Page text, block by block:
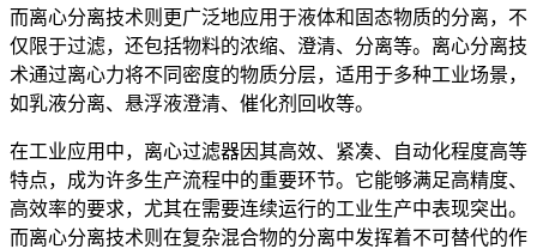
而离心分离技术则更广泛地应用于液体和固态物质的分离，不
仅限于过滤，还包括物料的浓缩、澄清、分离等。离心分离技
术通过离心力将不同密度的物质分层，适用于多种工业场景，
如乳液分离、悬浮液澄清、催化剂回收等。
在工业应用中，离心过滤器因其高效、紧凑、自动化程度高等
特点，成为许多生产流程中的重要环节。它能够满足高精度、
高效率的要求，尤其在需要连续运行的工业生产中表现突出。
而离心分离技术则在复杂混合物的分离中发挥着不可替代的作